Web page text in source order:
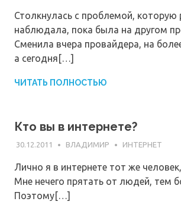
Столкнулась с проблемой, которую
наблюдала, пока была на другом
Сменила вчера провайдера, на
а сегодня[…]
ЧИТАТЬ ПОЛНОСТЬЮ
Кто вы в интернете?
30.12.2011 ВЛАДИМИР ИНТЕРНЕТ
Лично я в интернете тот же
Мне нечего прятать от людей, тем
Поэтому[…]